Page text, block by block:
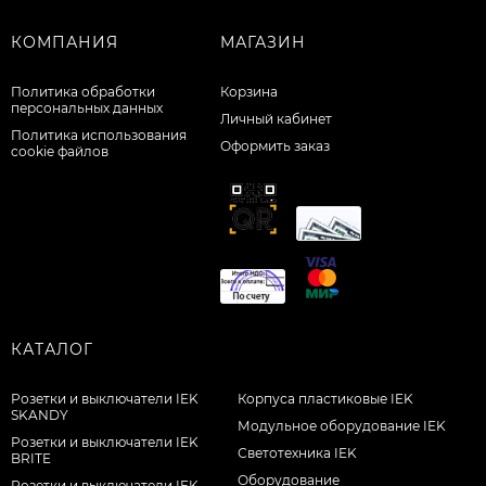
КОМПАНИЯ
Политика обработки
персональных данных
Политика использования
cookie файлов
МАГАЗИН
Корзина
Личный кабинет
Оформить заказ
КАТАЛОГ
Розетки и выключатели IEK
SKANDY
Розетки и выключатели IEK
BRITE
Корпуса пластиковые IEK
Модульное оборудование IEK
Светотехника IEK
Оборудование